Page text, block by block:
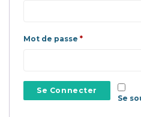
Mot de passe *Obligatoire
Se
Se Connecter